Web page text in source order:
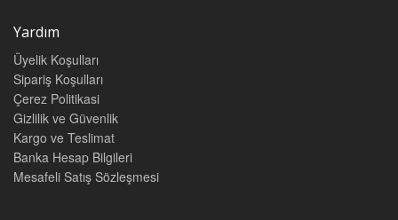
Yardım
Üyelik Koşulları
Sipariş Koşulları
Çerez Politikasi
Gizlilik ve Güvenlik
Kargo ve Teslimat
Banka Hesap Bilgileri
Mesafeli Satış Sözleşmesi